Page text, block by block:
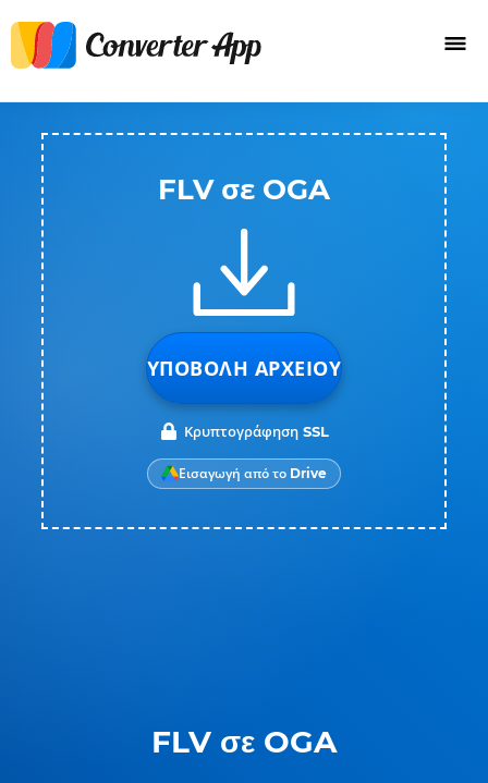
FLV σε OGA
FLV σε OGA
ΥΠΟΒΟΛΉ ΑΡΧΕΊΟΥ
Κρυπτογράφηση SSL
Εισαγωγή από το Drive